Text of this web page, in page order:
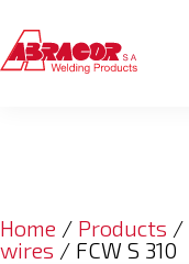
Home / Products /
wires / FCW S 310